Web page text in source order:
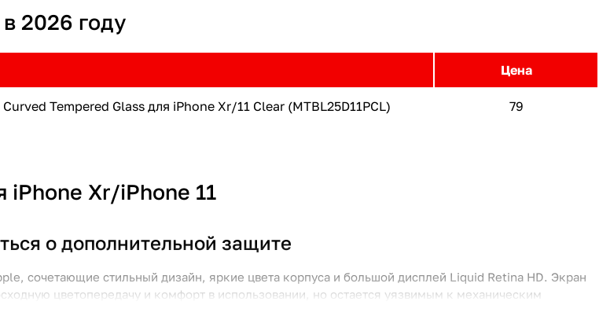
2026 году
Цена
Tempered Glass для iPhone Xr/11 Clear (MTBL25D11PCL) 79
iPhone Xr/iPhone 11
о дополнительной защите
сочетающие стильный дизайн, яркие цвета корпуса и большой дисплей Liquid Retina HD. Экран
цветопередачу и комфорт в использовании, но остается уязвимым к механическим